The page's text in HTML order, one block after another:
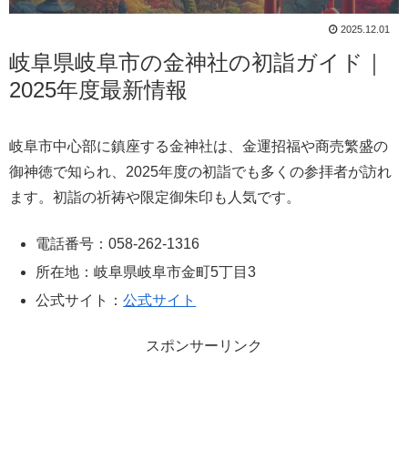
2025.12.01
岐阜県岐阜市の金神社の初詣ガイド｜
2025年度最新情報
岐阜市中心部に鎮座する金神社は、金運招福や商売繁盛の
御神徳で知られ、2025年度の初詣でも多くの参拝者が訪れ
ます。初詣の祈祷や限定御朱印も人気です。
電話番号：058-262-1316
所在地：岐阜県岐阜市金町5丁目3
公式サイト：公式サイト
スポンサーリンク